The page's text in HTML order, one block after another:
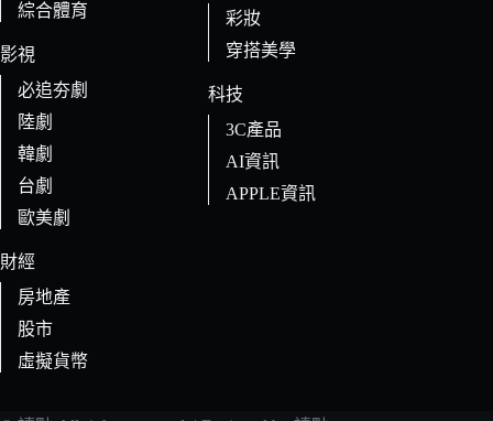
綜合體育
影視
必追夯劇
陸劇
韓劇
台劇
歐美劇
財經
房地產
股市
虛擬貨幣
彩妝
穿搭美學
科技
3C產品
AI資訊
APPLE資訊